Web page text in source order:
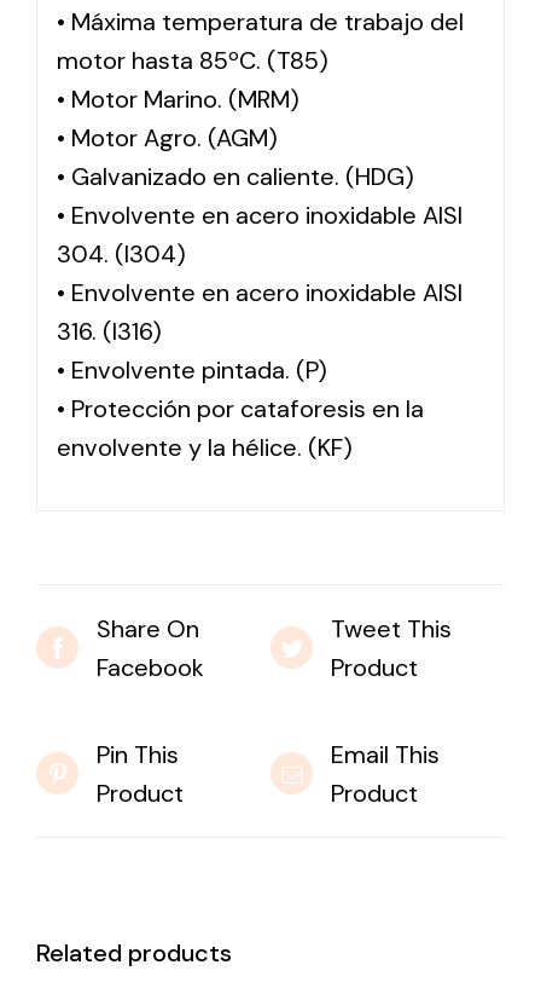
• Máxima temperatura de trabajo del
motor hasta 85ºC. (T85)
• Motor Marino. (MRM)
• Motor Agro. (AGM)
• Galvanizado en caliente. (HDG)
• Envolvente en acero inoxidable AISI
304. (I304)
• Envolvente en acero inoxidable AISI
316. (I316)
• Envolvente pintada. (P)
• Protección por cataforesis en la
envolvente y la hélice. (KF)
Share On
Facebook
Tweet This
Product
Pin This
Product
Email This
Product
Related products